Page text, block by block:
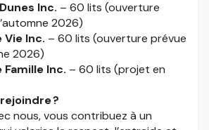
Inc. – 60 lits (ouverture
2026)
Vie Inc. – 60 lits (ouverture prévue
2026)
Famille Inc. – 60 lits (projet en
?
nous, vous contribuez à un